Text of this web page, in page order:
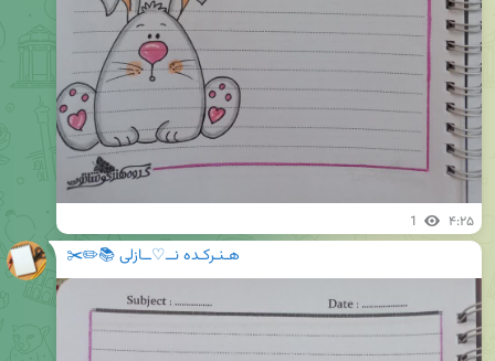
1 ۴:۲۵
هـنـرکـده نــ♡ــازلی 📚✏️✂️